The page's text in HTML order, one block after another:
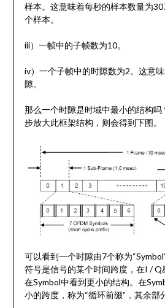
样本。这意味着每秒的样本数量为
个样本。
iii）一帧中的子帧数为10。
iv）一个子帧中的时隙数为2。这意
隙。
那么一个时隙是时域中最小的结构
步放大此框架结构，则会得到下图。
可以看到一个时隙由7个称为
符号是信号的某个时间跨度，在I / Q
在Symbol中看到更小的结构。在
小的跨度，称为“循环前缀”，其余部